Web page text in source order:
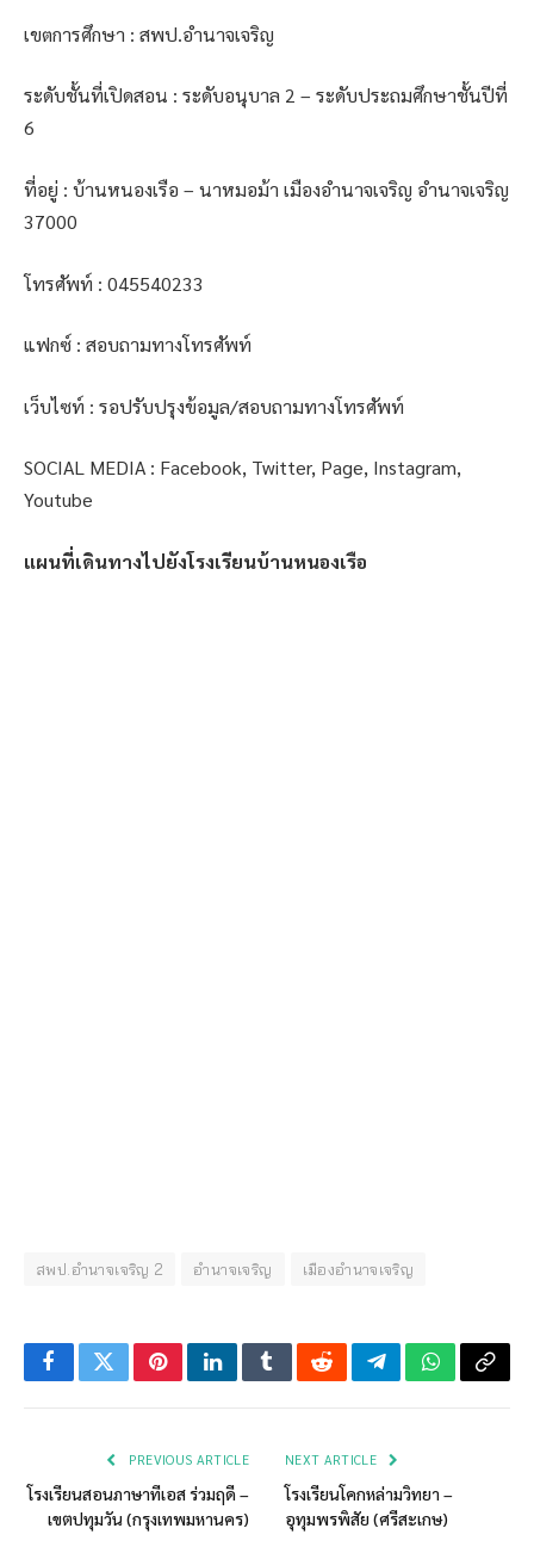
เขตการศึกษา : สพป.อำนาจเจริญ
ระดับชั้นที่เปิดสอน : ระดับอนุบาล 2 – ระดับประถมศึกษาชั้นปีที่
6
ที่อยู่ : บ้านหนองเรือ – นาหมอม้า เมืองอำนาจเจริญ อำนาจเจริญ
37000
โทรศัพท์ : 045540233
แฟกซ์ : สอบถามทางโทรศัพท์
เว็บไซท์ : รอปรับปรุงข้อมูล/สอบถามทางโทรศัพท์
SOCIAL MEDIA : Facebook, Twitter, Page, Instagram,
Youtube
แผนที่เดินทางไปยังโรงเรียนบ้านหนองเรือ
สพป.อำนาจเจริญ 2 อำนาจเจริญ เมืองอำนาจเจริญ
FacebookTwitterPinterestLinkedInTumblrRedditTelegramWhatsApp
Copy
PREVIOUS ARTICLE
โรงเรียนสอนภาษาทีเอส ร่วมฤดี –
เขตปทุมวัน (กรุงเทพมหานคร)
NEXT ARTICLE
โรงเรียนโคกหล่ามวิทยา –
อุทุมพรพิสัย (ศรีสะเกษ)